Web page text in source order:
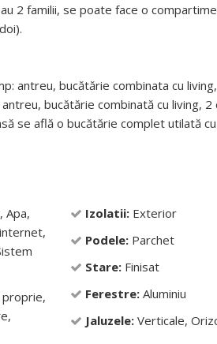
2 familii, se poate face o
antreu, bucătărie combinata cu
bucătărie combinată cu living,
se află o bucătărie complet utilată
Apa,
proprie,
Izolatii: Exterior
Podele: Parchet
Stare: Finisat
Ferestre: Aluminiu
Jaluzele: Verticale,